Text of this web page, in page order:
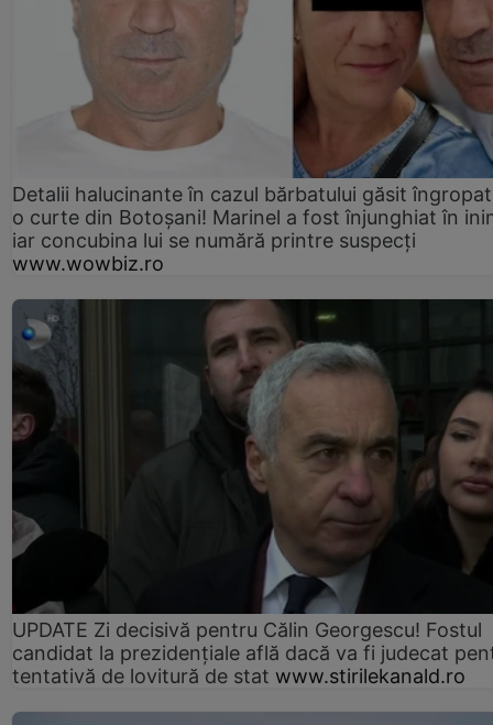
Detalii halucinante în cazul bărbatului găsit
o curte din Botoșani! Marinel a fost înjunghiat în
iar concubina lui se numără printre suspecți
www.wowbiz.ro
UPDATE Zi decisivă pentru Călin Georgescu! Fostul
candidat la prezidențiale află dacă va fi judecat
tentativă de lovitură de stat www.stirilekanald.ro